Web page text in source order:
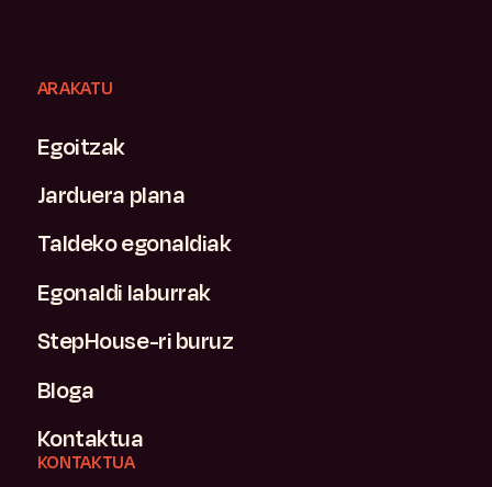
ARAKATU
Egoitzak
Jarduera plana
Taldeko egonaldiak
Egonaldi laburrak
StepHouse-ri buruz
Bloga
Kontaktua
KONTAKTUA